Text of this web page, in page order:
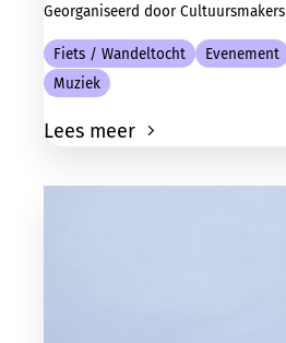
Georganiseerd door Cultuursmakers
Fiets / Wandeltocht Evenement
Muziek
Lees meer